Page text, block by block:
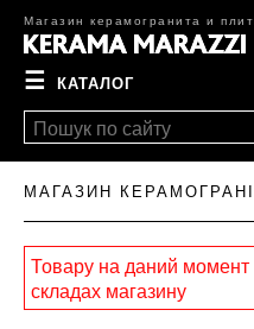
Магазин керамогранита и
☰ КАТАЛОГ
МАГАЗИН
Товару на даний момент
складах магазину